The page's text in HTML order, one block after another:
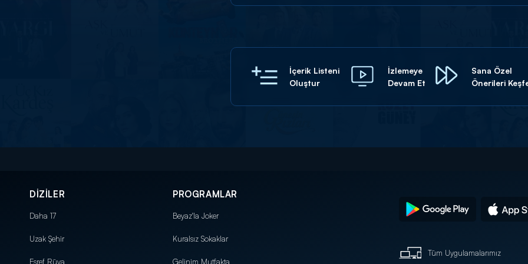
İçerik Listeni
Oluştur
İzlemeye
Devam Et
Sana Özel
Önerileri
DİZİLER
Daha 17
Uzak Şehir
Eşref Rüya
PROGRAMLAR
Beyaz'la Joker
Kuralsız Sokaklar
Gelinim Mutfakta
Tüm Uygulamalarımız